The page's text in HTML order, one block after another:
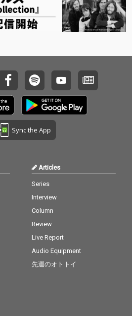
Sync the App
Articles
Series
Interview
Column
Review
Live Report
Audio Equipment
先週のオトトイ